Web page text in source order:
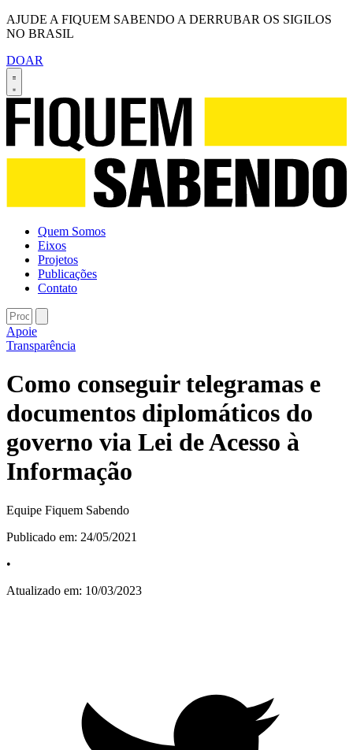
AJUDE A FIQUEM SABENDO A DERRUBAR OS SIGILOS
NO BRASIL
DOAR
Quem Somos
Eixos
Projetos
Publicações
Contato
Apoie
Transparência
Como conseguir telegramas e
documentos diplomáticos do
governo via Lei de Acesso à
Informação
Equipe Fiquem Sabendo
Publicado em: 24/05/2021
•
Atualizado em: 10/03/2023